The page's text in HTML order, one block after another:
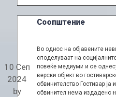
Соопштение
10 Сеп
2024
by
Во однос на објавените
споделуваат на
повеќе медиуми и се
верски објект во
обвинителство Гостивар ја
обвинител нема издадено